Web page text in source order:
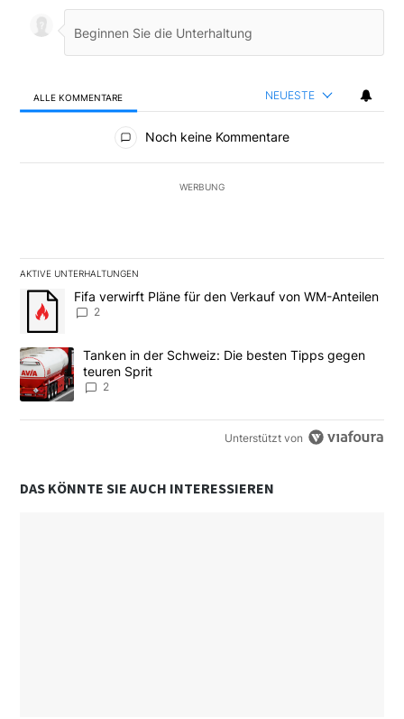
ALLE KOMMENTARE NEUESTE
Alle Kommentare
Noch keine Kommentare
WERBUNG
AKTIVE UNTERHALTUNGEN
Das Folgende ist eine Liste der am meisten kommentierten
Ein Trendartikel mit dem Titel "Fifa verwirft Pläne für den
Fifa verwirft Pläne für den Verkauf von WM-Anteilen
2
Ein Trendartikel mit dem Titel "Tanken in der Schweiz: Die
Tanken in der Schweiz: Die besten Tipps gegen
teuren Sprit
2
Unterstützt von
DAS KÖNNTE SIE AUCH INTERESSIEREN